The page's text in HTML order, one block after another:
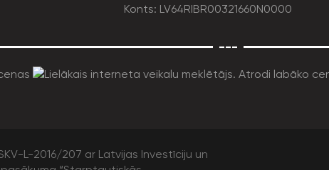
Konts: LV64RIBR00321660N0000
---
L-2016/207 ar Latvijas Investīciju un